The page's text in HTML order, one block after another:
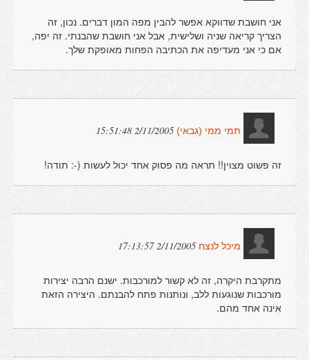
אני חושבת שדווקא אפשר להבין מפה המון דברים. נכון, זה
הצריך קריאה שניה ושלישית, אבל אני חושבת שהבנתי. זה יפה,
אם כי אני מעדיפה את הכתיבה הפחות מאופקת שלך.
תמי ממי (גבאי) 2/11/2005 15:51:48
זה פשוט מצוין!! תראה מה פסוק אחד יכול לעשות (-: תודה!
מיכל לנצח 2/11/2005 17:13:57
מתקרבת היקרה, זה לא קשור למורכבות. ישנם הרבה יצירות
מורכבות שנוגעות ללב, ונותנות פתח להבנתם. היצירה הזאת
אינה אחד מהם.